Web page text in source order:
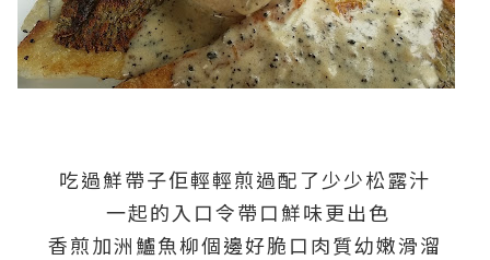
吃過鮮帶子佢輕輕煎過配了少少松露汁
一起的入口令帶口鮮味更出色
香煎加洲鱸魚柳個邊好脆口肉質幼嫩滑溜